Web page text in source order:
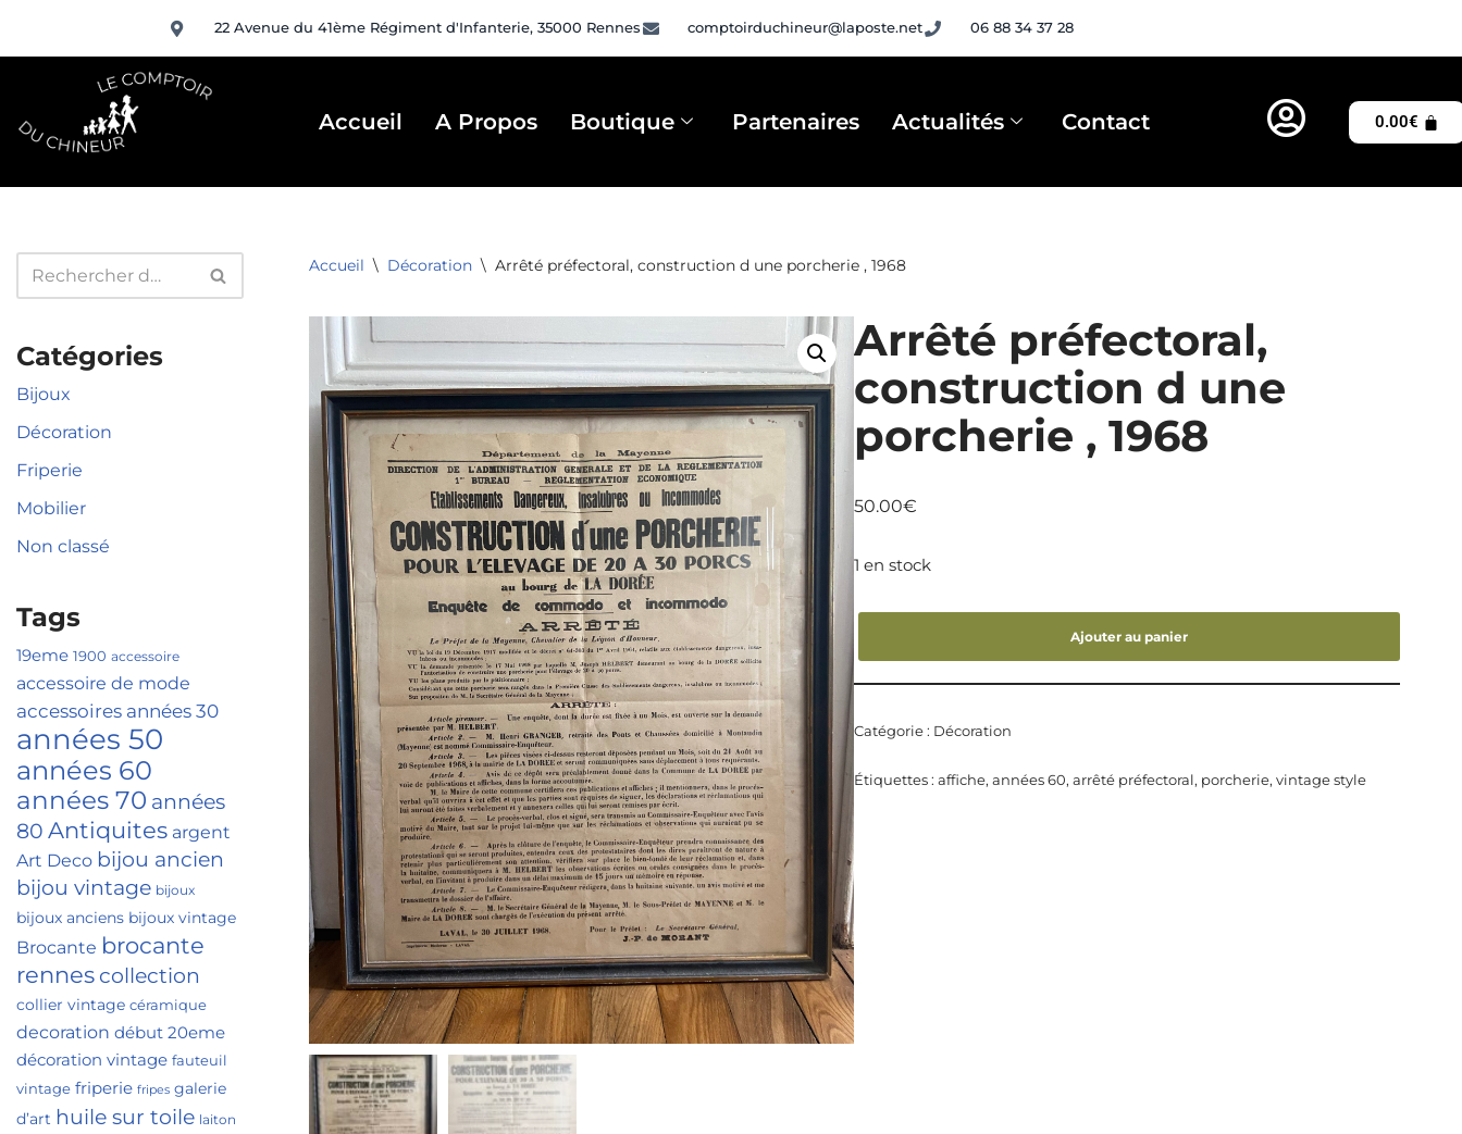
Aller
22 Avenue du 41ème Régiment d'Infanterie, 35000 Rennes comptoirduchineur@laposte.net 06 88 34 37 28
Accueil A Propos Boutique Partenaires Actualités Contact 0.00€
Catégories
Bijoux
Décoration
Friperie
Mobilier
Non classé
Tags
19eme 1900 accessoire
accessoire de mode
accessoires années 30
années 50
années 60
années 70 années
80 Antiquites argent
Art Deco bijou ancien
bijou vintage bijoux
bijoux anciens bijoux vintage
Brocante brocante
rennes collection
collier vintage céramique
decoration début 20eme
décoration vintage fauteuil
vintage friperie fripes galerie
d’art huile sur toile laiton
Accueil \ Décoration \ Arrêté préfectoral, construction d une porcherie , 1968
Arrêté préfectoral,
construction d une
porcherie , 1968
50.00€
1 en stock
Ajouter au panier
Catégorie : Décoration
Étiquettes :affiche,années 60,arrêté préfectoral, porcherie,vintage style